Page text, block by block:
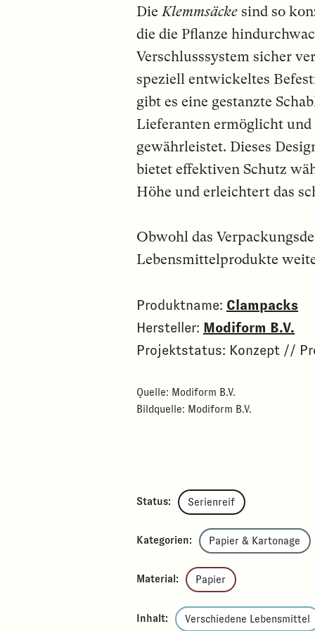
DieKlemmsäcke sind so
die die Pflanze
Verschlusssystem sicher
speziell entwickeltes
gibt es eine gestanzte
Lieferanten ermöglicht und
gewährleistet. Dieses
bietet effektiven Schutz
Höhe und erleichtert das
Obwohl das
Lebensmittelprodukte
Produktname: Clampacks
Hersteller: Modiform B.V.
Projektstatus: Konzept //
Quelle: Modiform B.V.
Bildquelle: Modiform B.V.
Status: Serienreif
Kategorien: Papier & Kartonage
Material: Papier
Inhalt: Verschiedene Lebensmittel